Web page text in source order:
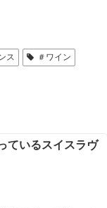
ス ＃ワイン
ているスイスラヴ